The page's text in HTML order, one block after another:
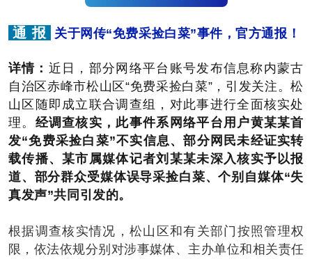
通 报 关于网传“免费采捡白菜”事件，官方通报！
详情： 近日，部分网络平台账号发布信息称内蒙古
自治区赤峰市松山区“免费采捡白菜”，引发关注。松
山区随即成立联合调查组，对此事进行全面核实处
理。 经调查核实，此事件系网络平台用户黄某某首
发“免费采捡白菜”不实信息、部分网民未经证实转
载传播、某市属媒体记者刘某某未深入核实予以报
道、部分群众受媒体误导采捡白菜、个别自媒体“失
真发声”共同引发的。
根据调查核实情况，松山区和有关部门按照管理权
限，依法依规分别对涉事媒体、主办单位和相关责任